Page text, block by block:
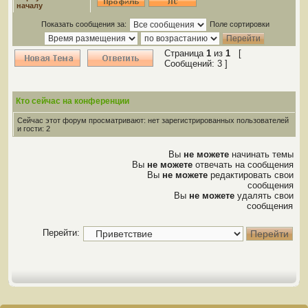
началу
Показать сообщения за: Поле сортировки
Страница 1 из 1 [
Сообщений: 3 ]
Кто сейчас на конференции
Сейчас этот форум просматривают: нет зарегистрированных пользователей
и гости: 2
Вы не можете начинать темы
Вы не можете отвечать на сообщения
Вы не можете редактировать свои
сообщения
Вы не можете удалять свои
сообщения
Перейти: